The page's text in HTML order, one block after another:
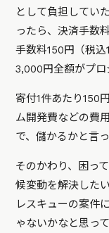
として負担してい
ったら、決済手数
手数料150円（税込
3,000円全額がプロ
寄付1件あたり150
ム開発費などの費
で、儲かるかと言
そのかわり、困っ
候変動を解決した
レスキューの案件
ゃないかなと思っ